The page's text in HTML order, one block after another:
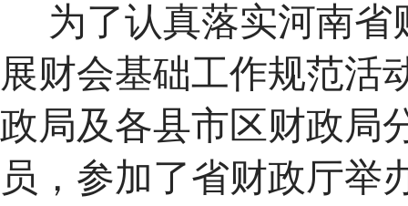
为了认真落实河南
展财会基础工作规范活
政局及各县市区财政局
员，参加了省财政厅举